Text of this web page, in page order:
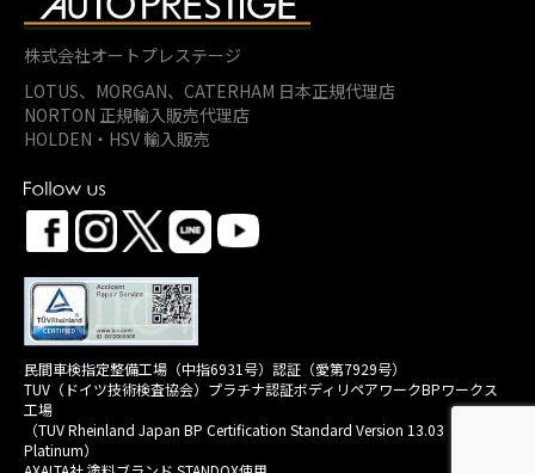
株式会社オートプレステージ
LOTUS、MORGAN、 CATERHAM 日本正規代理店
NORTON 正規輸入販売代理店
HOLDEN・HSV 輸入販売
民間車検指定整備工場（中指6931号）認証（愛第7929号）
TUV（ドイツ技術検査協会）プラチナ認証ボディリペアワークBPワークス
工場
（TUV Rheinland Japan BP Certification Standard Version 13.03
Platinum）